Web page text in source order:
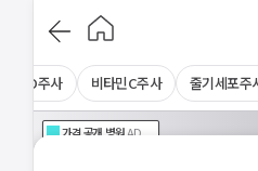
비타민D주사 비타민C주사 줄기세포주
가격공개 병원AD